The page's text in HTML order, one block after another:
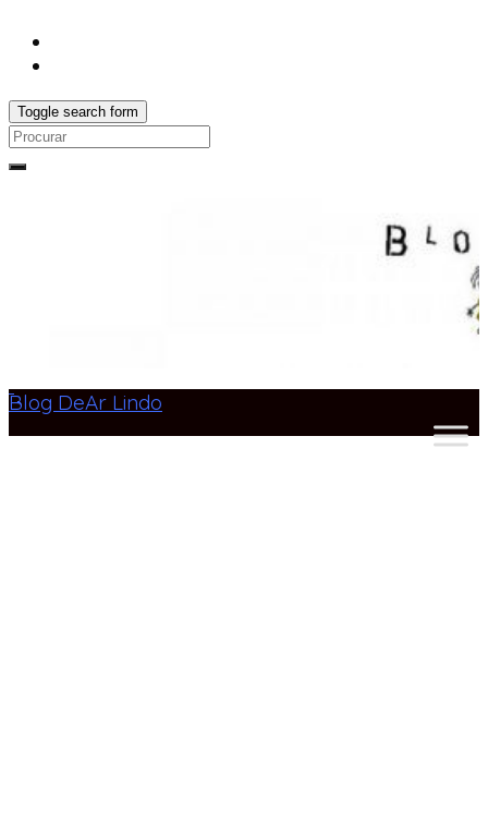
Toggle search form
Search
Blog DeAr Lindo